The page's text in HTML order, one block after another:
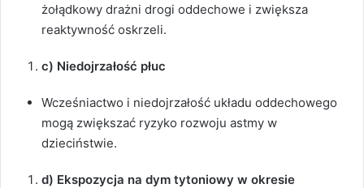
żołądkowy drażni drogi oddechowe i zwiększa
reaktywność oskrzeli.
c) Niedojrzałość płuc
Wcześniactwo i niedojrzałość układu oddechowego
mogą zwiększać ryzyko rozwoju astmy w
dzieciństwie.
d) Ekspozycja na dym tytoniowy w okresie